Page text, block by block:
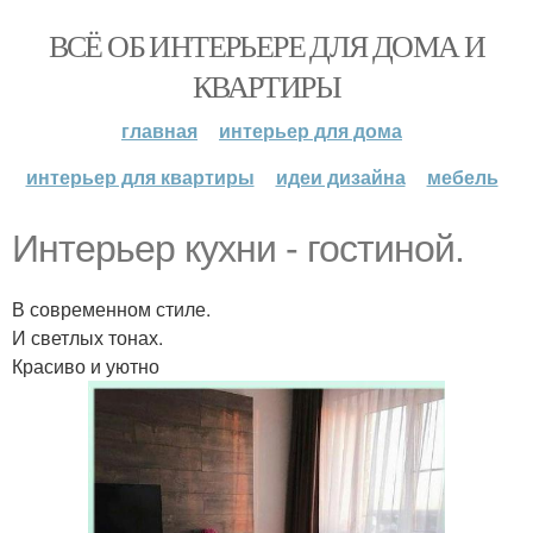
ВСЁ ОБ ИНТЕРЬЕРЕ ДЛЯ ДОМА И
КВАРТИРЫ
главная
интерьер для дома
интерьер для квартиры
идеи дизайна мебель
Интерьер кухни - гостиной.
В современном стиле.
И светлых тонах.
Красиво и уютно